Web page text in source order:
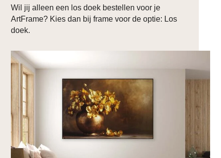
Wil jij alleen een los doek bestellen voor je
ArtFrame? Kies dan bij frame voor de optie: Los
doek.